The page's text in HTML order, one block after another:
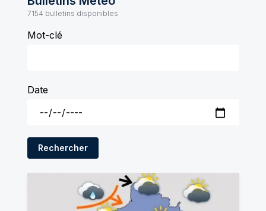
7154 bulletins disponibles
Mot-clé
Date
Rechercher